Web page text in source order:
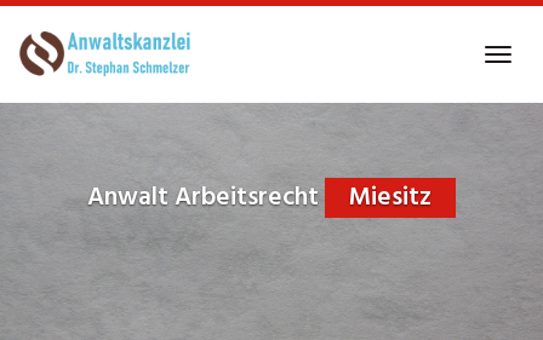
to
Anwalt Arbeitsrecht Miesitz